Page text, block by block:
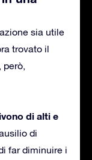
sia utile
trovato il
però,
di alti e
di
far diminuire i